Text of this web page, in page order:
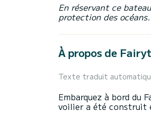
En réservant ce
protection des océans.
À propos de
Texte traduit
Embarquez à bord du
voilier a été construit